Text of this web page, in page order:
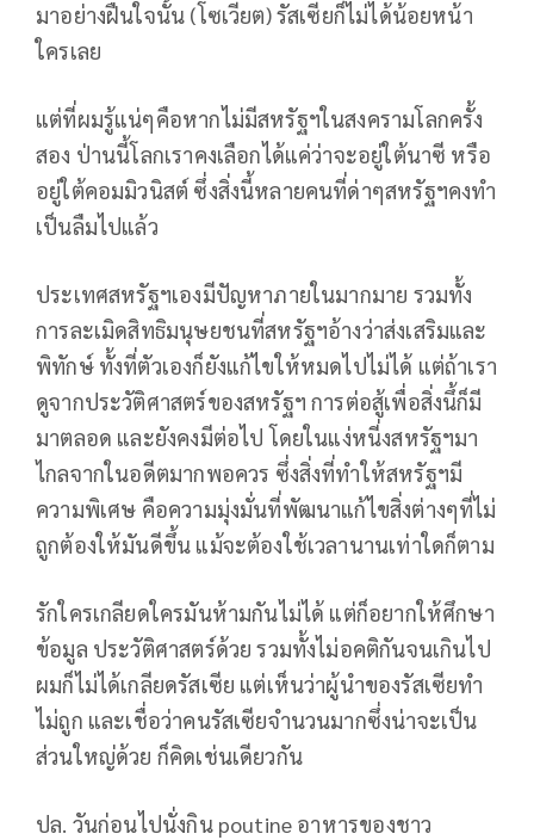
มาอย่างฝืนใจนั้น (โซเวียต) รัสเซียก็ไม่ได้น้อยหน้า
ใครเลย
แต่ที่ผมรู้แน่ๆคือหากไม่มีสหรัฐฯในสงครามโลกครั้ง
สอง ป่านนี้โลกเราคงเลือกได้แค่ว่าจะอยู่ใต้นาซี หรือ
อยู่ใต้คอมมิวนิสต์ ซึ่งสิ่งนี้หลายคนที่ด่าๆสหรัฐฯคงทำ
เป็นลืมไปแล้ว
ประเทศสหรัฐฯเองมีปัญหาภายในมากมาย รวมทั้ง
การละเมิดสิทธิมนุษยชนที่สหรัฐฯอ้างว่าส่งเสริมและ
พิทักษ์ ทั้งที่ตัวเองก็ยังแก้ไขให้หมดไปไม่ได้ แต่ถ้าเรา
ดูจากประวัติศาสตร์ของสหรัฐฯ การต่อสู้เพื่อสิ่งนึ้ก็มี
มาตลอด และยังคงมีต่อไป โดยในแง่หนี่งสหรัฐฯมา
ไกลจากในอดีตมากพอควร ซึ่งสิ่งที่ทำให้สหรัฐฯมี
ความพิเศษ คือความมุ่งมั่นที่พัฒนาแก้ไขสิ่งต่างๆที่ไม่
ถูกต้องให้มันดีขึ้น แม้จะต้องใช้เวลานานเท่าใดก็ตาม
รักใครเกลียดใครมันห้ามกันไม่ได้ แต่ก็อยากให้ศึกษา
ข้อมูล ประวัติศาสตร์ด้วย รวมทั้งไม่อคติกันจนเกินไป
ผมก็ไม่ได้เกลียดรัสเซีย แต่เห็นว่าผู้นำของรัสเซียทำ
ไม่ถูก และเชื่อว่าคนรัสเซียจำนวนมากซึ่งน่าจะเป็น
ส่วนใหญ่ด้วย ก็คิดเช่นเดียวกัน
ปล. วันก่อนไปนั่งกิน poutine อาหารของชาว